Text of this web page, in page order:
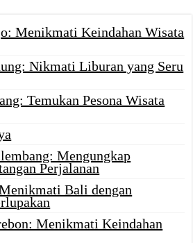
Menikmati Keindahan Wisata
Nikmati Liburan yang Seru
Temukan Pesona Wisata
Mengungkap
Perjalanan
Bali dengan
Menikmati Keindahan